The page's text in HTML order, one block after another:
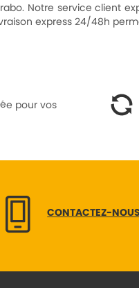
Notre service client
express 24/48h
pour vos
CONTACTEZ-NOUS